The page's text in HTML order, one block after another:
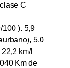
C
100 ): 5,9
5,0
km/l
Km de